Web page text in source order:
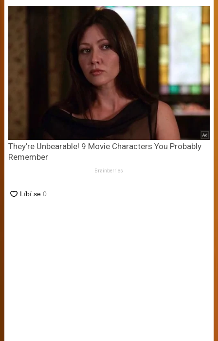
They're Unbearable! 9 Movie Characters You Probably
Remember
Brainberries